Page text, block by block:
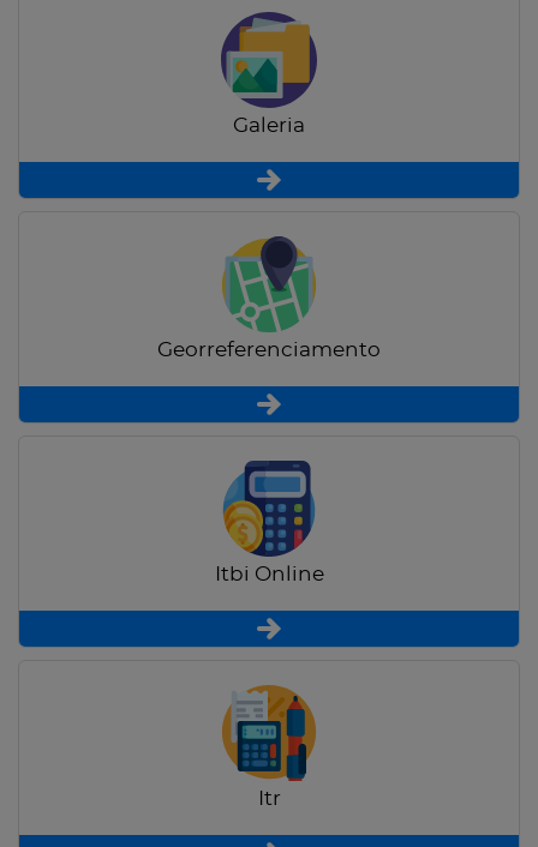
Galeria
Georreferenciamento
Itbi Online
Itr